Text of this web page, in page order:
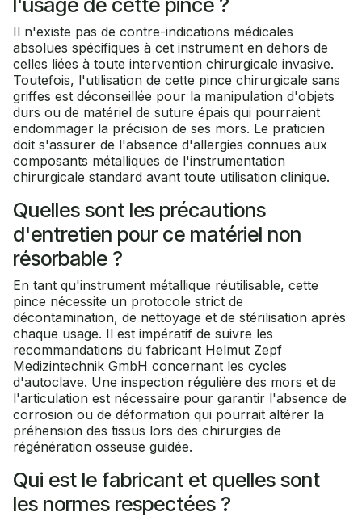
Il n'existe pas de contre-indications médicales
absolues spécifiques à cet instrument en dehors de
celles liées à toute intervention chirurgicale invasive.
Toutefois, l'utilisation de cette pince chirurgicale sans
griffes est déconseillée pour la manipulation d'objets
durs ou de matériel de suture épais qui pourraient
endommager la précision de ses mors. Le praticien
doit s'assurer de l'absence d'allergies connues aux
composants métalliques de l'instrumentation
chirurgicale standard avant toute utilisation clinique.
Quelles sont les précautions
d'entretien pour ce matériel non
résorbable ?
En tant qu'instrument métallique réutilisable, cette
pince nécessite un protocole strict de
décontamination, de nettoyage et de stérilisation après
chaque usage. Il est impératif de suivre les
recommandations du fabricant Helmut Zepf
Medizintechnik GmbH concernant les cycles
d'autoclave. Une inspection régulière des mors et de
l'articulation est nécessaire pour garantir l'absence de
corrosion ou de déformation qui pourrait altérer la
préhension des tissus lors des chirurgies de
régénération osseuse guidée.
Qui est le fabricant et quelles sont
les normes respectées ?